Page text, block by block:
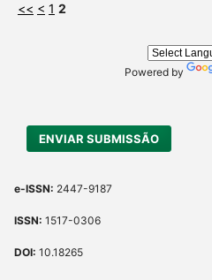
<< < 1 2
Powered by
ENVIAR SUBMISSÃO
e-ISSN: 2447-9187
ISSN: 1517-0306
DOI: 10.18265